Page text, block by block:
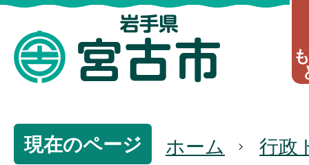
現在のページ ホーム 行政